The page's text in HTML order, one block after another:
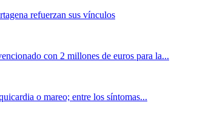
refuerzan sus vínculos
con 2 millones de euros para la...
o mareo; entre los síntomas...